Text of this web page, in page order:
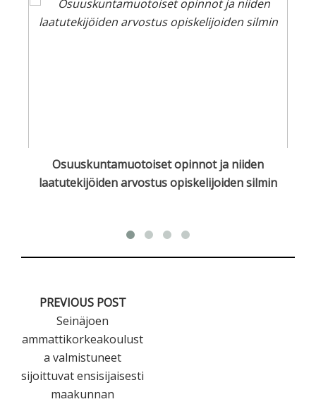
Osuuskuntamuotoiset opinnot ja niiden
laatutekijöiden arvostus opiskelijoiden silmin
PREVIOUS POST
Seinäjoen
ammattikorkeakoulust
a valmistuneet
sijoittuvat ensisijaisesti
maakunnan